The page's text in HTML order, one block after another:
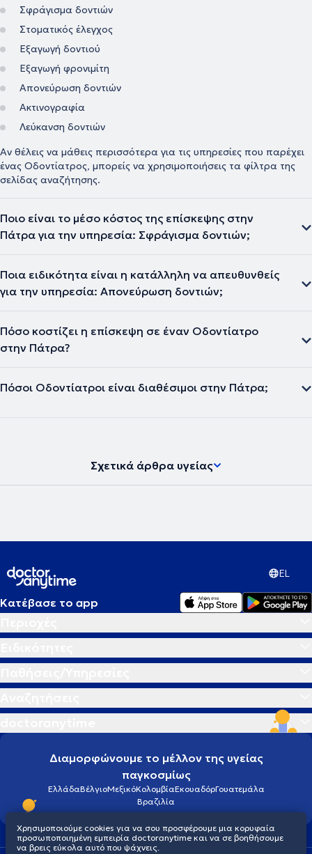
Σφράγισμα δοντιών
Στοματικός έλεγχος
Εξαγωγή δοντιού
Εξαγωγή φρονιμίτη
Απονεύρωση δοντιών
Ακτινογραφία
Λεύκανση δοντιών
Αν θέλεις να μάθεις περισσότερα για τις υπηρεσίες που παρέχει
ένας Οδοντίατρος, μπορείς να χρησιμοποιήσεις τα φίλτρα της
σελίδας αναζήτησης.
Ποιο είναι το μέσο κόστος της επίσκεψης στην
Πάτρα για την υπηρεσία: Σφράγισμα δοντιών;
Ποια ειδικότητα είναι η κατάλληλη να απευθυνθείς
για την υπηρεσία: Απονεύρωση δοντιών;
Πόσο κοστίζει η επίσκεψη σε έναν Οδοντίατρο
στην Πάτρα?
Πόσοι Οδοντίατροι είναι διαθέσιμοι στην Πάτρα;
Σχετικά άρθρα υγείας
EL
Κατέβασε το app
Διαμορφώνουμε το μέλλον της υγείας
παγκοσμίως
ΕλλάδαΒέλγιοΜεξικόΚολομβίαΕκουαδόρΓουατεμάλα
Βραζιλία
Χρησιμοποιούμε cookies για να σου προσφέρουμε μια κορυφαία
προσωποποιημένη εμπειρία doctoranytime και να σε βοηθήσουμε
να βρεις εύκολα αυτό που ψάχνεις.